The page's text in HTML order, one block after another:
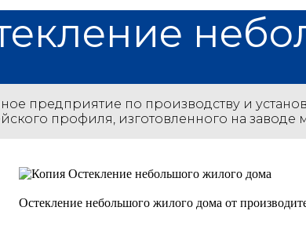
предприятие по производству и
профиля, изготовленного на
Остекление небольшого жилого дома от